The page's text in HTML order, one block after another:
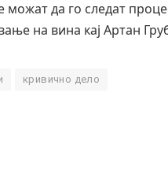
можат да го следат
на вина кај Артан
кривично дело